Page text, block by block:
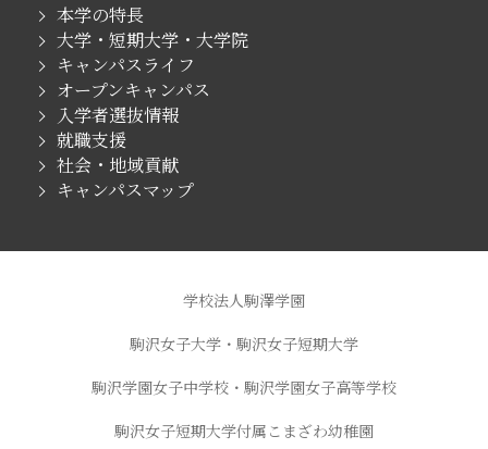
本学の特長
大学・短期大学・大学院
キャンパスライフ
オープンキャンパス
入学者選抜情報
就職支援
社会・地域貢献
キャンパスマップ
学校法人駒澤学園
駒沢女子大学・駒沢女子短期大学
駒沢学園女子中学校・駒沢学園女子高等学校
駒沢女子短期大学付属こまざわ幼稚園